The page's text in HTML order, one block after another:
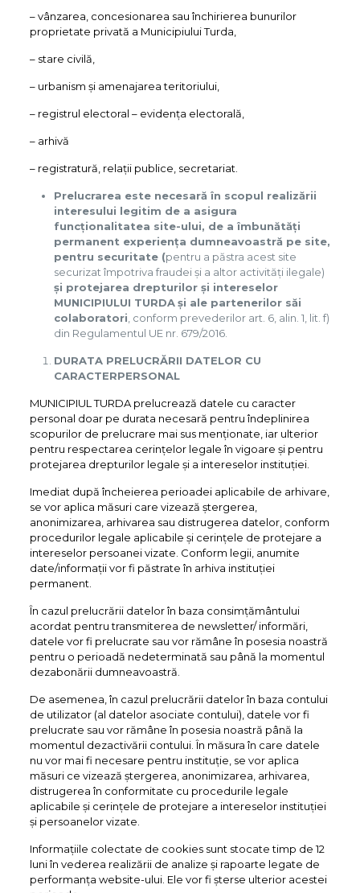
– vânzarea, concesionarea sau închirierea bunurilor
proprietate privată a Municipiului Turda,
– stare civilă,
– urbanism și amenajarea teritoriului,
– registrul electoral – evidența electorală,
– arhivă
– registratură, relații publice, secretariat.
Prelucrarea este necesară în scopul realizării
interesului legitim de a asigura
funcționalitatea site-ului, de a îmbunătăți
permanent experiența dumneavoastră pe site,
pentru securitate (pentru a păstra acest site
securizat împotriva fraudei și a altor activități ilegale)
și protejarea drepturilor și intereselor
MUNICIPIULUI TURDAși ale partenerilor săi
colaboratori , conform prevederilor art. 6, alin. 1, lit. f)
din Regulamentul UE nr. 679/2016.
DURATA PRELUCRĂRII DATELOR CU
CARACTERPERSONAL
MUNICIPIUL TURDA prelucrează datele cu caracter
personal doar pe durata necesară pentru îndeplinirea
scopurilor de prelucrare mai sus menționate, iar ulterior
pentru respectarea cerințelor legale în vigoare și pentru
protejarea drepturilor legale și a intereselor instituției.
Imediat după încheierea perioadei aplicabile de arhivare,
se vor aplica măsuri care vizează ștergerea,
anonimizarea, arhivarea sau distrugerea datelor, conform
procedurilor legale aplicabile și cerințele de protejare a
intereselor persoanei vizate. Conform legii, anumite
date/informații vor fi păstrate în arhiva instituției
permanent.
În cazul prelucrării datelor în baza consimțământului
acordat pentru transmiterea de newsletter/ informări,
datele vor fi prelucrate sau vor rămâne în posesia noastră
pentru o perioadă nedeterminată sau până la momentul
dezabonării dumneavoastră.
De asemenea, în cazul prelucrării datelor în baza contului
de utilizator (al datelor asociate contului), datele vor fi
prelucrate sau vor rămâne în posesia noastră până la
momentul dezactivării contului. În măsura în care datele
nu vor mai fi necesare pentru instituție, se vor aplica
măsuri ce vizează ștergerea, anonimizarea, arhivarea,
distrugerea în conformitate cu procedurile legale
aplicabile și cerințele de protejare a intereselor instituției
și persoanelor vizate.
Informațiile colectate de cookies sunt stocate timp de 12
luni în vederea realizării de analize și rapoarte legate de
performanța website-ului. Ele vor fi șterse ulterior acestei